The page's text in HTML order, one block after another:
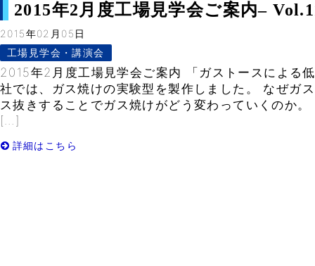
2015年2月度工場見学会ご案内–
2015年02月05日
工場見学会・講演会
2015年2月度工場見学会ご案内 「ガストースによる
社では、ガス焼けの実験型を製作しました。 なぜガ
ス抜きすることでガス焼けがどう変わっていくのか
[…]
詳細はこちら